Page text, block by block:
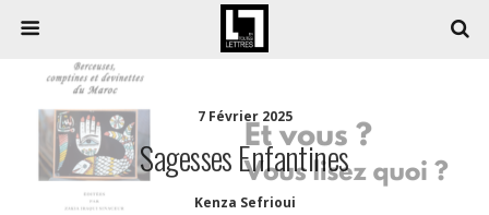
7 Février 2025
Sagesses Enfantines
Kenza Sefrioui